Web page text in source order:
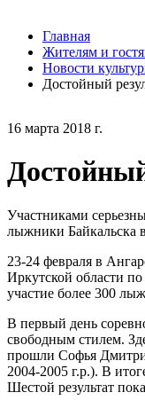
16 марта 2018 г.
Участниками
лыжники Байкальска
23-24 февраля в
Иркутской области
участие более 300
В первый день
свободным стилем.
прошли Софья
2004-2005 г.р.). В
Шестой результат
Главная
Жителям и
Новости
Достойный